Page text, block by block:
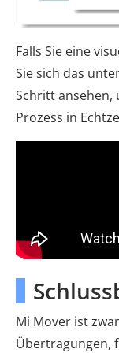
Falls Sie eine
Sie sich das
Schritt ansehen,
Prozess in
Mi Mover ist
Übertragungen,